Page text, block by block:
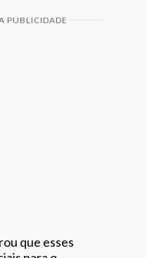
PUBLICIDADE
que esses